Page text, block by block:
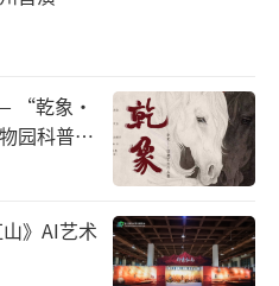
玉帝位归天庭。而百
那个被她埋怨了十三年
皎若云间月的才貌仙
园科普馆
》AI艺术